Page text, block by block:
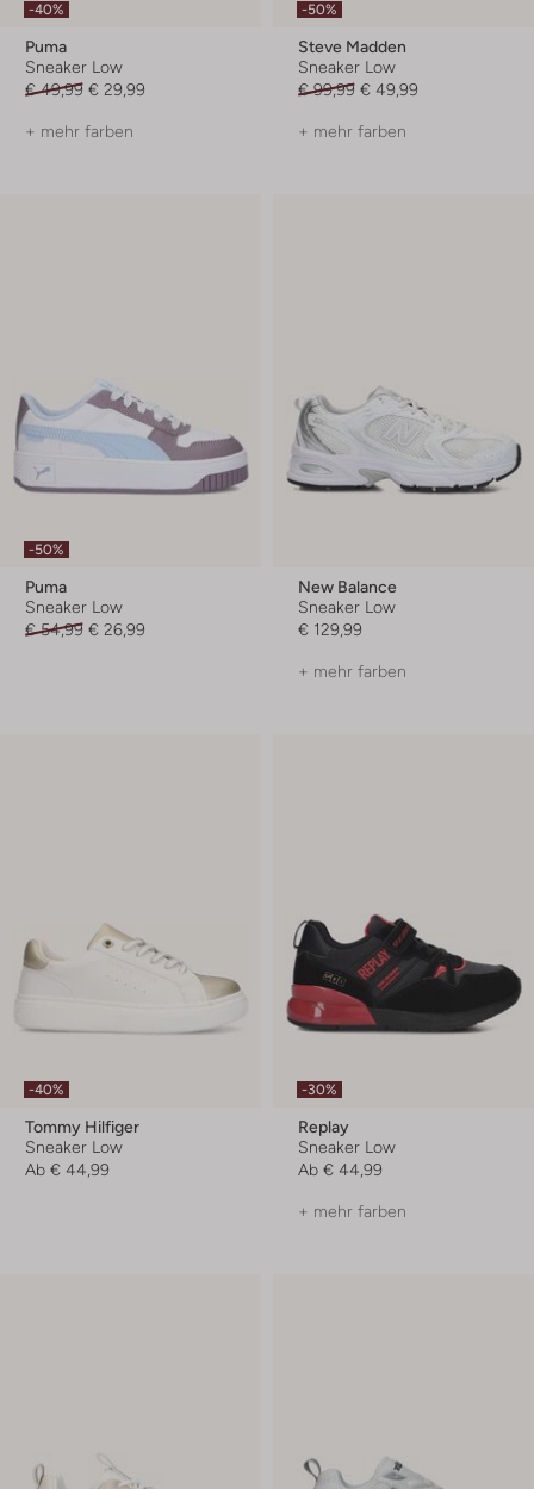
-40%
Puma
Sneaker Low
€ 49,99 € 29,99
+ mehr farben
-50%
Steve Madden
Sneaker Low
€ 99,99 € 49,99
+ mehr farben
-50%
Puma
Sneaker Low
€ 54,99 € 26,99
New Balance
Sneaker Low
€ 129,99
+ mehr farben
-40%
Tommy Hilfiger
Sneaker Low
Ab € 44,99
-30%
Replay
Sneaker Low
Ab € 44,99
+ mehr farben